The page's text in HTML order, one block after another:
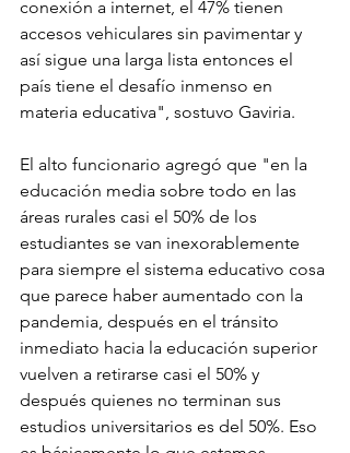
conexión a internet, el 47% tienen
accesos vehiculares sin pavimentar y
así sigue una larga lista entonces el
país tiene el desafío inmenso en
materia educativa", sostuvo Gaviria.
El alto funcionario agregó que "en la
educación media sobre todo en las
áreas rurales casi el 50% de los
estudiantes se van inexorablemente
para siempre el sistema educativo cosa
que parece haber aumentado con la
pandemia, después en el tránsito
inmediato hacia la educación superior
vuelven a retirarse casi el 50% y
después quienes no terminan sus
estudios universitarios es del 50%. Eso